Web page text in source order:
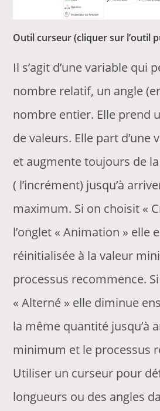
Outil curseur (cliquer sur l’outil
Il s’agit d’une variable qui
nombre relatif, un angle
nombre entier. Elle prend
de valeurs. Elle part d’une
et augmente toujours de
( l’incrément) jusqu’à
maximum. Si on choisit «
l’onglet « Animation » elle
réinitialisée à la valeur
processus recommence.
« Alterné » elle diminue
la même quantité jusqu’à
minimum et le processus
Utiliser un curseur pour
longueurs ou des angles